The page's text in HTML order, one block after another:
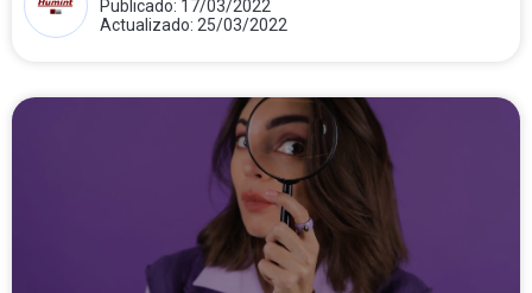
Publicado: 17/03/2022
Actualizado: 25/03/2022